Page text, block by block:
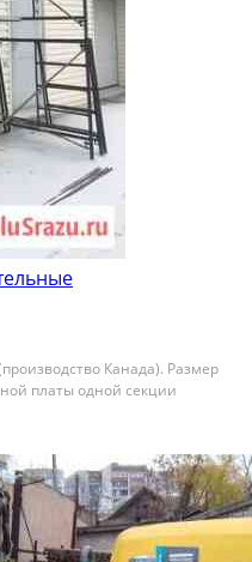
Канада). Размер
платы одной секции